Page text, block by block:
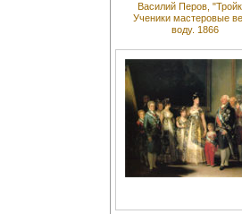
Василий Перов,
Ученики мастеровые
воду. 1866